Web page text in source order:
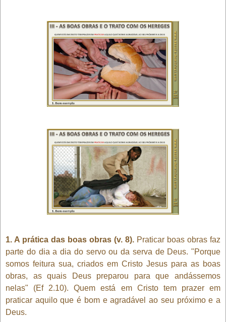
1. A prática das boas obras (v. 8). Praticar boas obras faz
parte do dia a dia do servo ou da serva de Deus. "Porque
somos feitura sua, criados em Cristo Jesus para as boas
obras, as quais Deus preparou para que andássemos
nelas" (Ef 2.10). Quem está em Cristo tem prazer em
praticar aquilo que é bom e agradável ao seu próximo e a
Deus.